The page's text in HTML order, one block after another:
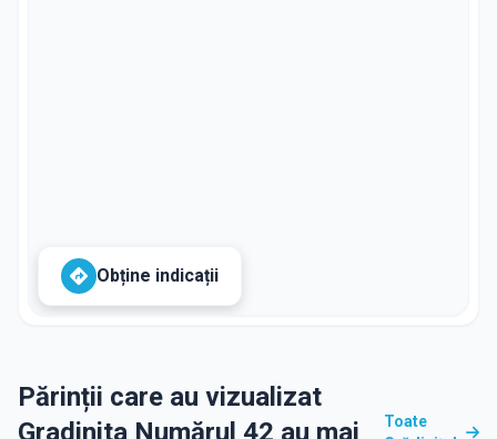
Obține indicații
Părinții care au vizualizat
Gradinita Numărul 42 au mai
Toate